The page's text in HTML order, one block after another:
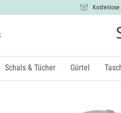
Kostenlose
Schals & Tücher Gürtel